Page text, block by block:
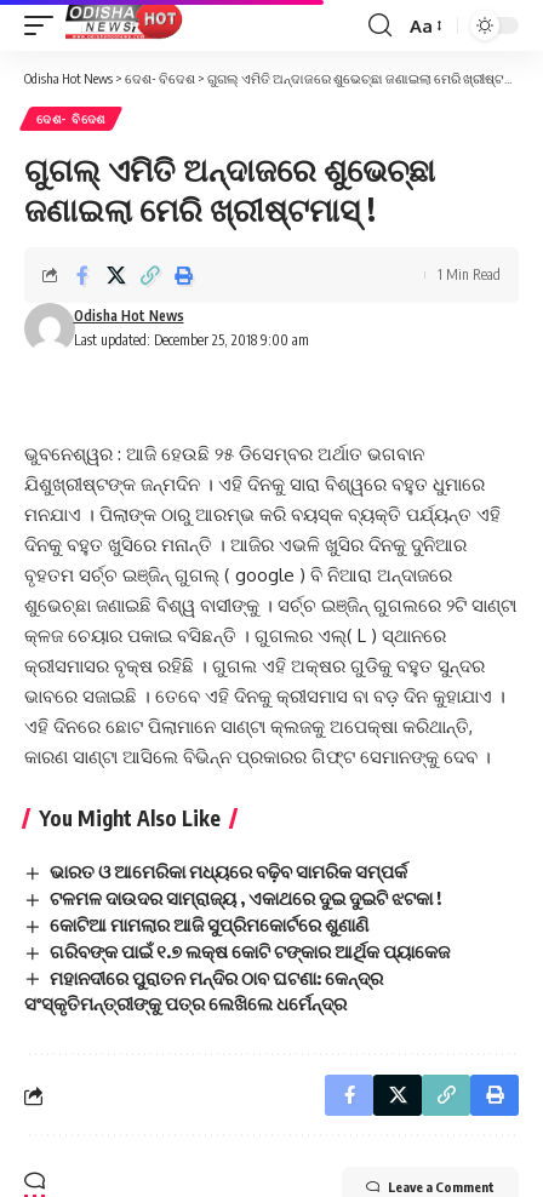
Font
Resizer
Aa
Odisha Hot News > ଦେଶ- ବିଦେଶ > ଗୁଗଲ୍ ଏମିତି ଅନ୍ଦାଜରେ ଶୁଭେଚ୍ଛା ଜଣାଇଲା ମେରି ଖ୍ରୀଷ୍ଟମାସ୍ !
ଦେଶ- ବିଦେଶ
ଗୁଗଲ୍ ଏମିତି ଅନ୍ଦାଜରେ ଶୁଭେଚ୍ଛା
ଜଣାଇଲା ମେରି ଖ୍ରୀଷ୍ଟମାସ୍ !
Last updated: December 25, 2018 9:00 am
Odisha Hot News
1 Min Read
ଭୁବନେଶ୍ୱର : ଆଜି ହେଉଛି ୨୫ ଡିସେମ୍ବର ଅର୍ଥାତ ଭଗବାନ
ଯିଶୁଖ୍ରୀଷ୍ଟଙ୍କ ଜନ୍ମଦିନ । ଏହି ଦିନକୁ ସାରା ବିଶ୍ୱରେ ବହୁତ ଧୁମାରେ
ମନଯାଏ । ପିଲାଙ୍କ ଠାରୁ ଆରମ୍ଭ କରି ବୟସ୍କ ବ୍ୟକ୍ତି ପର୍ଯ୍ୟନ୍ତ ଏହି
ଦିନକୁ ବହୁତ ଖୁସିରେ ମନାନ୍ତି । ଆଜିର ଏଭଳି ଖୁସିର ଦିନକୁ ଦୁନିଆର
ବୃହତମ ସର୍ଚ୍ଚ ଇଞ୍ଜିନ୍ ଗୁଗଲ୍ ( google ) ବି ନିଆରା ଅନ୍ଦାଜରେ
ଶୁଭେଚ୍ଛା ଜଣାଇଛି ବିଶ୍ୱ ବାସୀଙ୍କୁ । ସର୍ଚ୍ଚ ଇଞ୍ଜିନ୍ ଗୁଗଲରେ ୨ଟି ସାଣ୍ଟା
କ୍ଳଜ ଚେୟାର ପକାଇ ବସିଛନ୍ତି । ଗୁଗଲର ଏଲ୍( L ) ସ୍ଥାନରେ
କ୍ରୀସମାସର ବୃକ୍ଷ ରହିଛି । ଗୁଗଲ ଏହି ଅକ୍ଷର ଗୁଡିକୁ ବହୁତ ସୁନ୍ଦର
ଭାବରେ ସଜାଇଛି । ତେବେ ଏହି ଦିନକୁ କ୍ରୀସମାସ ବା ବଡ଼ ଦିନ କୁହାଯାଏ ।
ଏହି ଦିନରେ ଛୋଟ ପିଲାମାନେ ସାଣ୍ଟା କ୍ଲଜକୁ ଅପେକ୍ଷା କରିଥାନ୍ତି,
କାରଣ ସାଣ୍ଟା ଆସିଲେ ବିଭିନ୍ନ ପ୍ରକାରର ଗିଫ୍ଟ ସେମାନଙ୍କୁ ଦେବ ।
You Might Also Like
ଭାରତ ଓ ଆମେରିକା ମଧ୍ୟରେ ବଢ଼ିବ ସାମରିକ ସମ୍ପର୍କ
ଟଳମଳ ଦାଉଦର ସାମ୍ରାଜ୍ୟ , ଏକାଥରେ ଦୁଇ ଦୁଇଟି ଝଟକା !
କୋଟିଆ ମାମଲାର ଆଜି ସୁପ୍ରିମକୋର୍ଟରେ ଶୁଣାଣି
ଗରିବଙ୍କ ପାଇଁ ୧.୭ ଲକ୍ଷ କୋଟି ଟଙ୍କାର ଆର୍ଥିକ ପ୍ୟାକେଜ
ମହାନଦୀରେ ପୁରାତନ ମନ୍ଦିର ଠାବ ଘଟଣା: କେନ୍ଦ୍ର
ସଂସ୍କୃତିମନ୍ତ୍ରୀଙ୍କୁ ପତ୍ର ଲେଖିଲେ ଧର୍ମେନ୍ଦ୍ର
Leave a Comment